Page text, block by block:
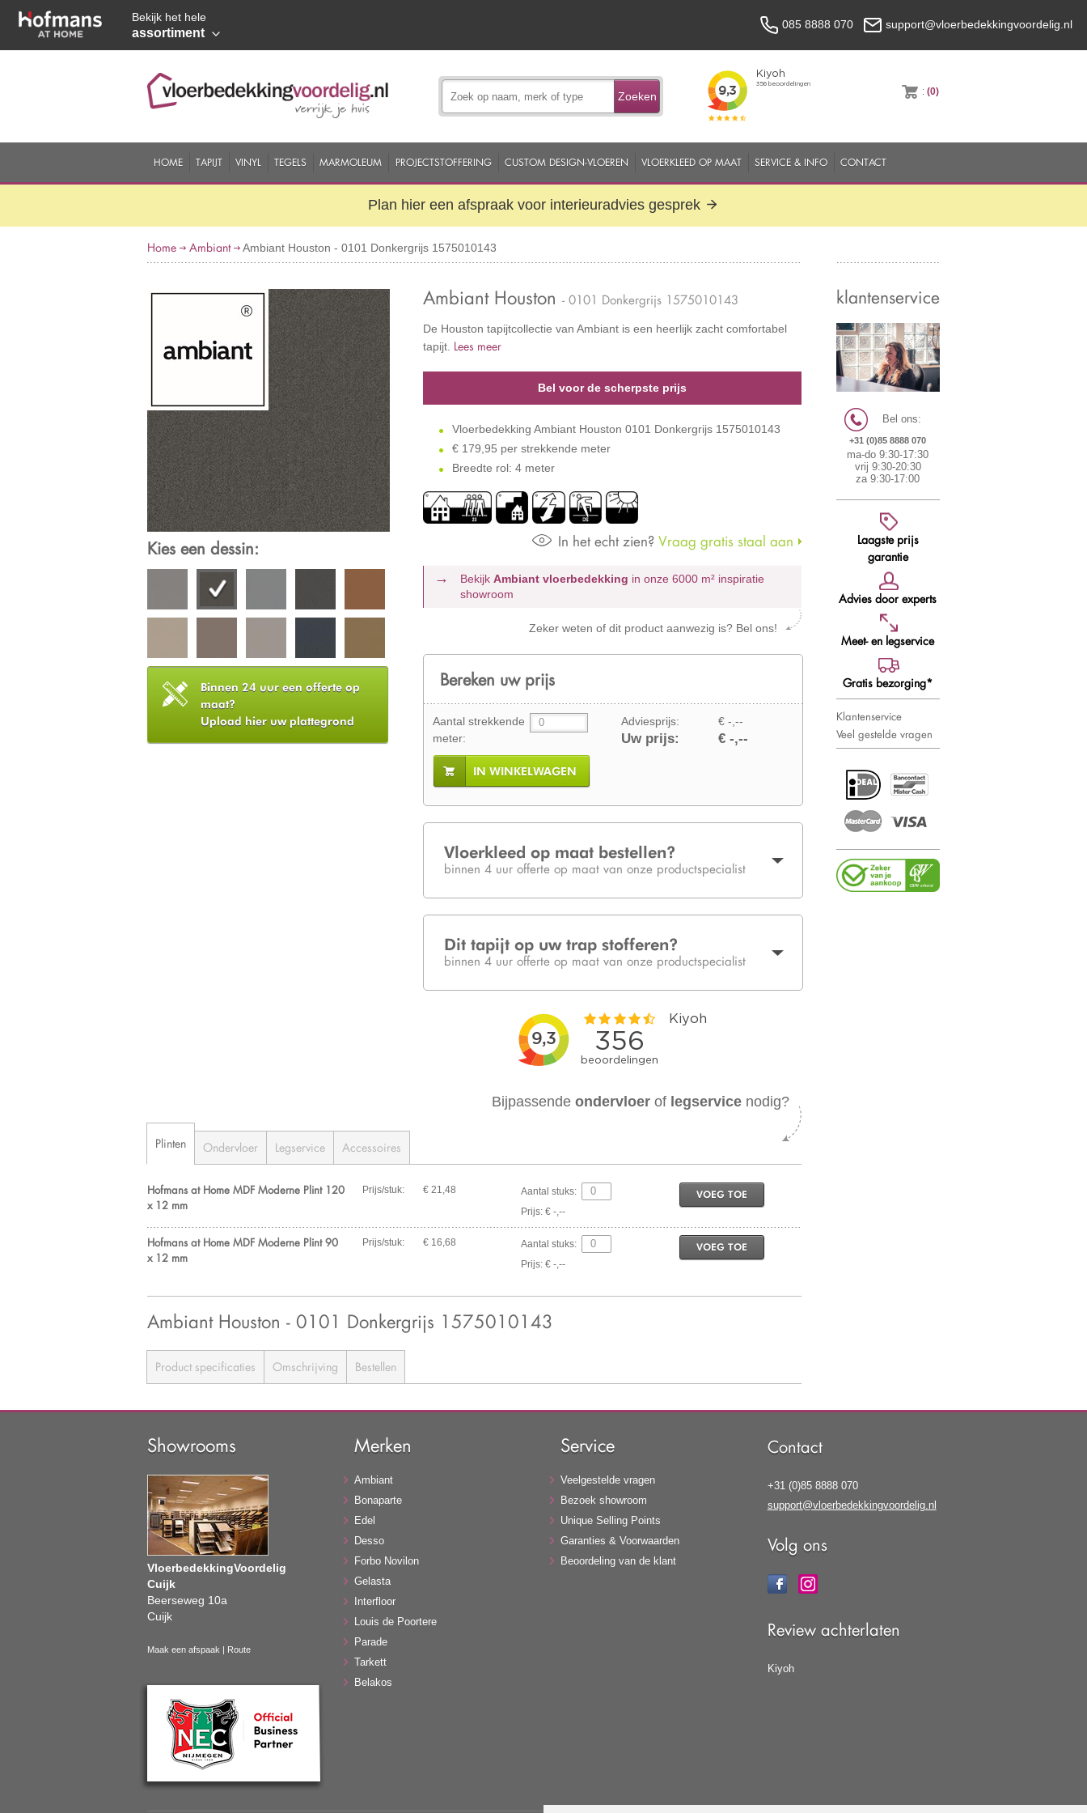
Bekijk het hele
assortiment
085 8888 070 support@vloerbedekkingvoordelig.nl
Zoeken :(0)
HOME TAPIJT VINYL TEGELS MARMOLEUM PROJECTSTOFFERING CUSTOM DESIGN-VLOEREN VLOERKLEED OP MAAT SERVICE & INFO CONTACT
Plan hier een afspraak voor interieuradvies gesprek
Home Ambiant Ambiant Houston - 0101 Donkergrijs 1575010143
Kies een dessin:
Binnen 24 uur een offerte op
maat?
Upload hier uw plattegrond
Ambiant Houston - 0101 Donkergrijs 1575010143
De Houston tapijtcollectie van Ambiant is een heerlijk zacht comfortabel
tapijt. Lees meer
Bel voor de scherpste prijs
Vloerbedekking Ambiant Houston 0101 Donkergrijs 1575010143
€ 179,95 per strekkende meter
Breedte rol: 4 meter
In het echt zien? Vraag gratis staal aan
BekijkAmbiant vloerbedekking in onze 6000 m² inspiratie
showroom
Zeker weten of dit product aanwezig is? Bel ons!
Bereken uw prijs
Aantal strekkende
meter:
Adviesprijs: € -,--
Uw prijs: € -,--
IN WINKELWAGEN
Vloerkleed op maat bestellen?
binnen 4 uur offerte op maat van onze productspecialist
Dit tapijt op uw trap stofferen?
binnen 4 uur offerte op maat van onze productspecialist
klantenservice
Bel ons:
+31 (0)85 8888 070
ma-do 9:30-17:30
vrij 9:30-20:30
za 9:30-17:00
Laagste prijs
garantie
Advies door experts
Meet- en legservice
Gratis bezorging*
Klantenservice
Veel gestelde vragen
Bijpassendeondervloer of legservice nodig?
Plinten Ondervloer Legservice Accessoires
Hofmans at Home MDF Moderne Plint 120
x 12 mm
Prijs/stuk: € 21,48
Aantal stuks:
Prijs: € -,--
VOEG TOE
Hofmans at Home MDF Moderne Plint 90
x 12 mm
Prijs/stuk: € 16,68
Aantal stuks:
Prijs: € -,--
VOEG TOE
Ambiant Houston - 0101 Donkergrijs 1575010143
Product specificaties Omschrijving Bestellen
Showrooms
VloerbedekkingVoordelig
Cuijk
Beerseweg 10a
Cuijk
Maak een afspaak | Route
Merken
Ambiant
Bonaparte
Edel
Desso
Forbo Novilon
Gelasta
Interfloor
Louis de Poortere
Parade
Tarkett
Belakos
Service
Veelgestelde vragen
Bezoek showroom
Unique Selling Points
Garanties & Voorwaarden
Beoordeling van de klant
Contact
+31 (0)85 8888 070
support@vloerbedekkingvoordelig.nl
Volg ons
Review achterlaten
Kiyoh